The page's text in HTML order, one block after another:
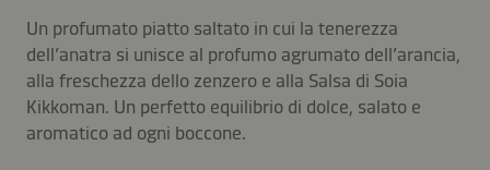
Un profumato piatto saltato in cui la tenerezza
dell’anatra si unisce al profumo agrumato dell’arancia,
alla freschezza dello zenzero e alla Salsa di Soia
Kikkoman. Un perfetto equilibrio di dolce, salato e
aromatico ad ogni boccone.